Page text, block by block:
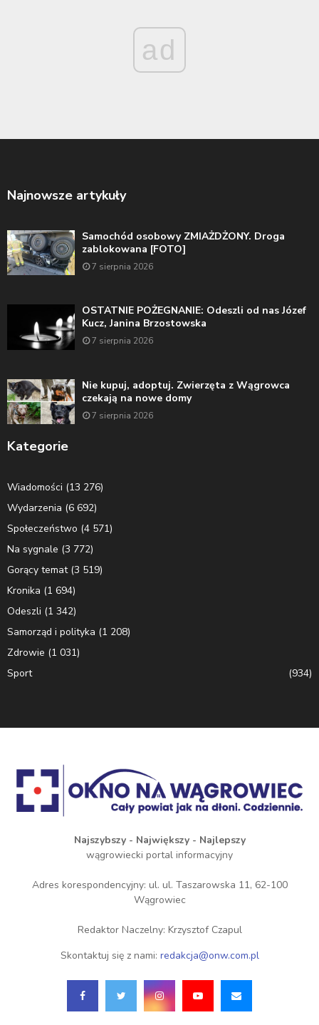
ad
Najnowsze artykuły
Samochód osobowy ZMIAŻDŻONY. Droga
zablokowana [FOTO]
7 sierpnia 2026
OSTATNIE POŻEGNANIE: Odeszli od nas Józef
Kucz, Janina Brzostowska
7 sierpnia 2026
Nie kupuj, adoptuj. Zwierzęta z Wągrowca
czekają na nowe domy
7 sierpnia 2026
Kategorie
Wiadomości (13 276)
Wydarzenia (6 692)
Społeczeństwo (4 571)
Na sygnale (3 772)
Gorący temat(3 519)
Kronika (1 694)
Odeszli (1 342)
Samorząd i polityka (1 208)
Zdrowie (1 031)
Sport
(934)
Najszybszy - Największy - Najlepszy
wągrowiecki portal informacyjny
Adres korespondencyjny: ul. ul. Taszarowska 11, 62-100
Wągrowiec
Redaktor Naczelny: Krzysztof Czapul
Skontaktuj się z nami: redakcja@onw.com.pl